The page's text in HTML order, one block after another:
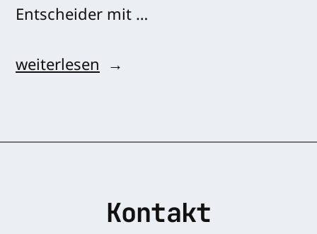
Entscheider mit …
„0000
weiterlesen
Kontakt